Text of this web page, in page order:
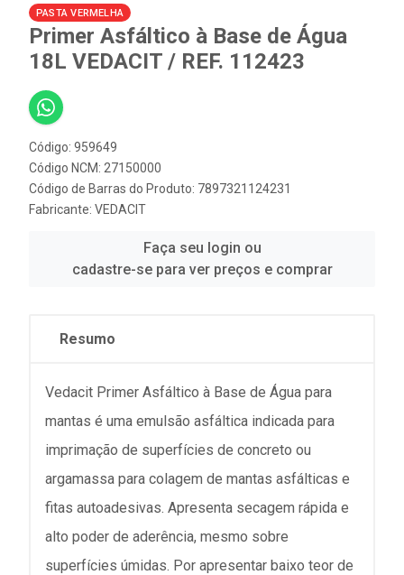
PASTA VERMELHA
Primer Asfáltico à Base de Água
18L VEDACIT / REF. 112423
Código: 959649
Código NCM: 27150000
Código de Barras do Produto: 7897321124231
Fabricante: VEDACIT
Faça seu login ou
cadastre-se para ver preços e comprar
Resumo
Vedacit Primer Asfáltico à Base de Água para
mantas é uma emulsão asfáltica indicada para
imprimação de superfícies de concreto ou
argamassa para colagem de mantas asfálticas e
fitas autoadesivas. Apresenta secagem rápida e
alto poder de aderência, mesmo sobre
superfícies úmidas. Por apresentar baixo teor de